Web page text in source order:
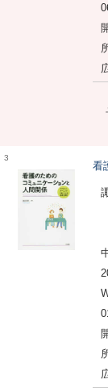
3
看